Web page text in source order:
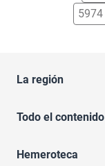
5974
La región
Todo el contenido
Hemeroteca